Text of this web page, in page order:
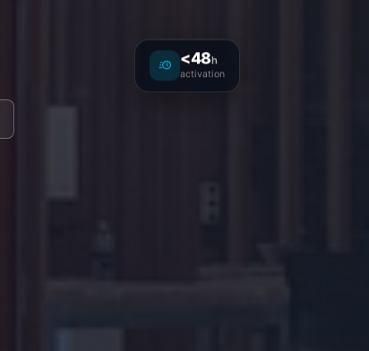
<48h
activation